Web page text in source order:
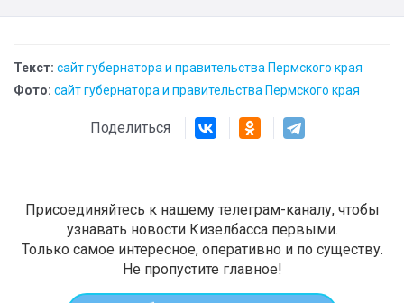
Текст: сайт губернатора и правительства Пермского края
Фото: сайт губернатора и правительства Пермского края
Поделиться
Присоединяйтесь к нашему телеграм-каналу, чтобы
узнавать новости Кизелбасса первыми.
Только самое интересное, оперативно и по существу.
Не пропустите главное!